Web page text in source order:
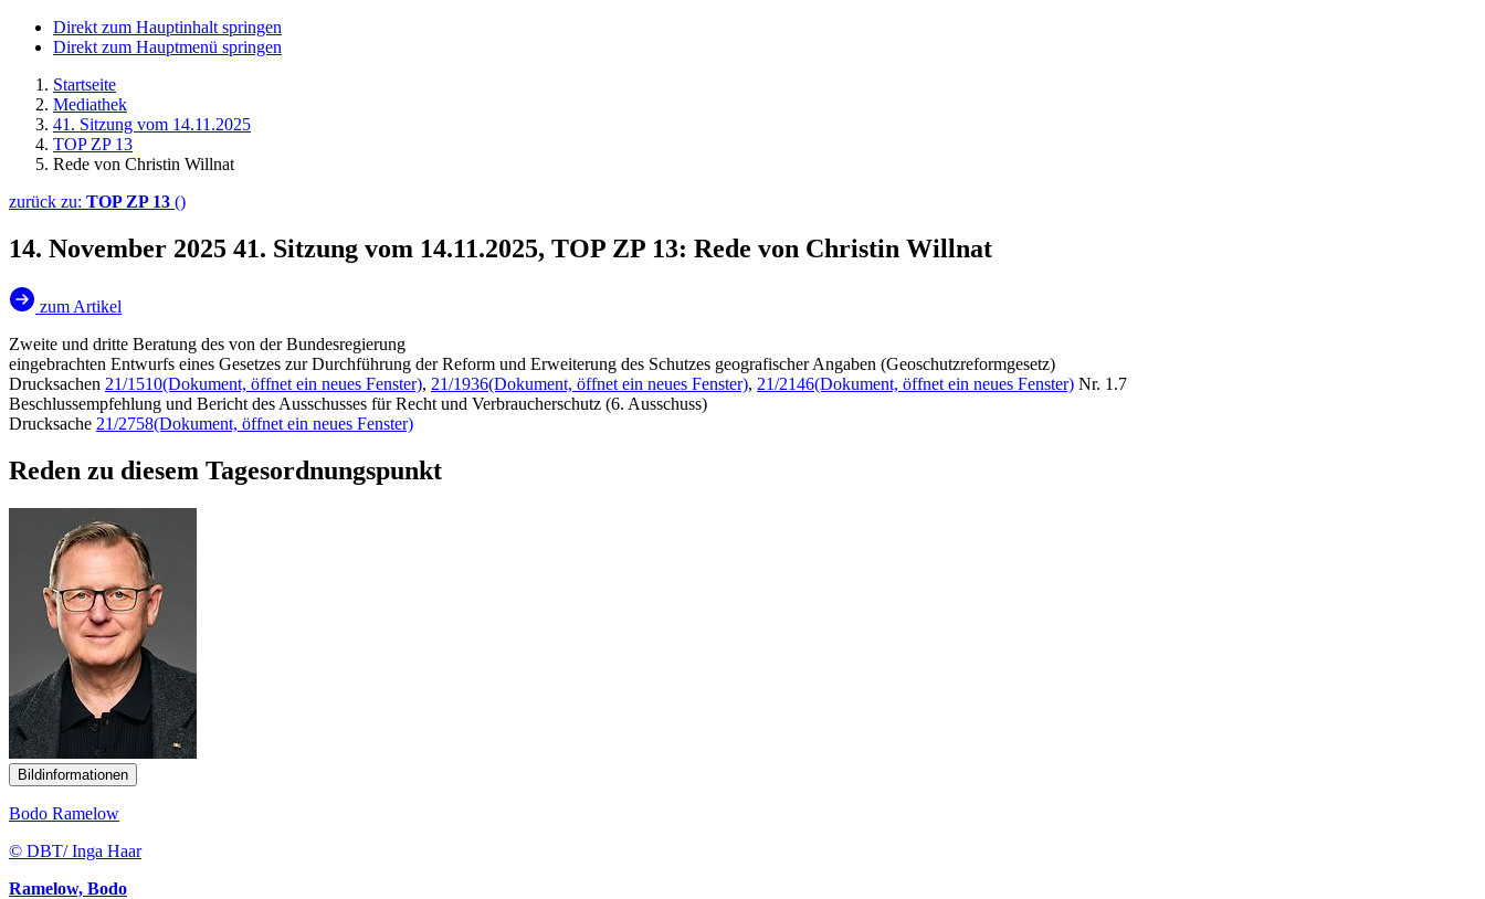
Direkt zum Hauptinhalt springen
Direkt zum Hauptmenü springen
Startseite
Mediathek
41. Sitzung vom 14.11.2025
TOP ZP 13
Rede von Christin Willnat
zurück zu: TOP ZP 13 ()
14. November 2025 41. Sitzung vom 14.11.2025, TOP ZP 13: Rede von Christin Willnat
zum Artikel
Zweite und dritte Beratung des von der Bundesregierung
eingebrachten Entwurfs eines Gesetzes zur Durchführung der Reform und Erweiterung des Schutzes geografischer Angaben (Geoschutzreformgesetz)
Drucksachen 21/1510(Dokument, öffnet ein neues Fenster), 21/1936(Dokument, öffnet ein neues Fenster), 21/2146(Dokument, öffnet ein neues Fenster) Nr. 1.7
Beschlussempfehlung und Bericht des Ausschusses für Recht und Verbraucherschutz (6. Ausschuss)
Drucksache 21/2758(Dokument, öffnet ein neues Fenster)
Reden zu diesem Tagesordnungspunkt
Bildinformationen
Bodo Ramelow
© DBT/ Inga Haar
Ramelow, Bodo